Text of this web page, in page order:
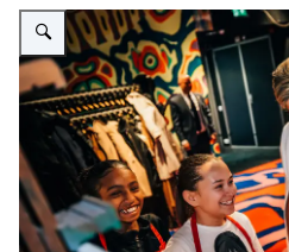
Vergroot afbeelding Koningin Máxima